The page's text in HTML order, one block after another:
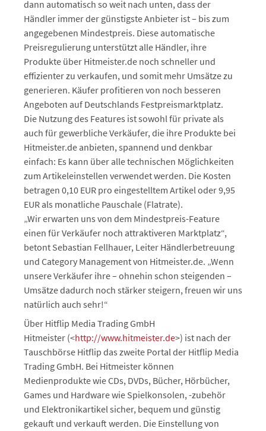
dann automatisch so weit nach unten, dass der
Händler immer der günstigste Anbieter ist – bis zum
angegebenen Mindestpreis. Diese automatische
Preisregulierung unterstützt alle Händler, ihre
Produkte über Hitmeister.de noch schneller und
effizienter zu verkaufen, und somit mehr Umsätze zu
generieren. Käufer profitieren von noch besseren
Angeboten auf Deutschlands Festpreismarktplatz.
Die Nutzung des Features ist sowohl für private als
auch für gewerbliche Verkäufer, die ihre Produkte bei
Hitmeister.de anbieten, spannend und denkbar
einfach: Es kann über alle technischen Möglichkeiten
zum Artikeleinstellen verwendet werden. Die Kosten
betragen 0,10 EUR pro eingestelltem Artikel oder 9,95
EUR als monatliche Pauschale (Flatrate).
„Wir erwarten uns von dem Mindestpreis-Feature
einen für Verkäufer noch attraktiveren Marktplatz“,
betont Sebastian Fellhauer, Leiter Händlerbetreuung
und Category Management von Hitmeister.de. „Wenn
unsere Verkäufer ihre – ohnehin schon steigenden –
Umsätze dadurch noch stärker steigern, freuen wir uns
natürlich auch sehr!“
Über Hitflip Media Trading GmbH
Hitmeister (<http://www.hitmeister.de>) ist nach der
Tauschbörse Hitflip das zweite Portal der Hitflip Media
Trading GmbH. Bei Hitmeister können
Medienprodukte wie CDs, DVDs, Bücher, Hörbücher,
Games und Hardware wie Spielkonsolen, -zubehör
und Elektronikartikel sicher, bequem und günstig
gekauft und verkauft werden. Die Einstellung von